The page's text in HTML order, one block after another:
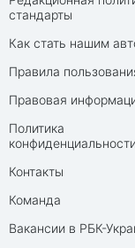
стандарты
Как стать нашим
Правила
Правовая
Политика
Контакты
Команда
Вакансии в РБК-